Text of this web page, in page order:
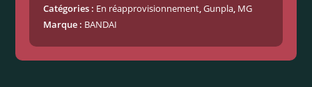
Catégories : En réapprovisionnement,Gunpla, MG
Marque : BANDAI